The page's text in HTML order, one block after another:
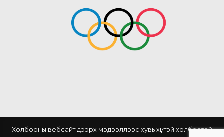
Холбооны вебсайт дээрх мэдээллээс хувь хүнтэй холбоотой